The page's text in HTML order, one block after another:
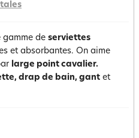
gamme de serviettes
et absorbantes. On aime
large point cavalier.
drap de bain, gant et